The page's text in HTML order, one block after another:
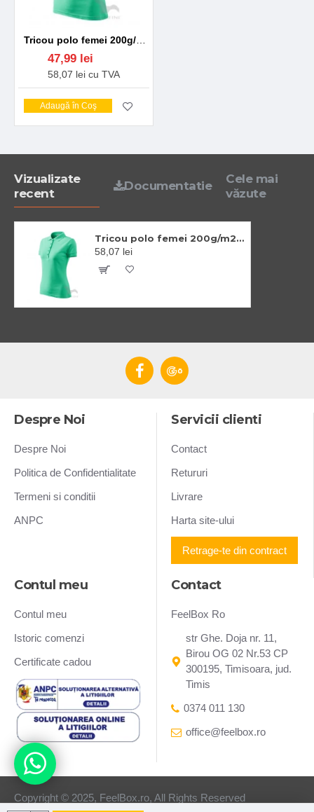
47,99 lei
58,07 lei cu TVA
Adaugă în Coş
Vizualizate
recent
Documentatie
Cele mai
văzute
Tricou polo femei 200g/m2, Malfini Pique Polo 210, Verde menta
58,07 lei
Despre Noi
Despre Noi
Politica de Confidentialitate
Termeni si conditii
ANPC
Servicii clienti
Contact
Retururi
Livrare
Harta site-ului
Retrage-te din contract
Contul meu
Contul meu
Istoric comenzi
Certificate cadou
Contact
FeelBox Ro
str Ghe. Doja nr. 11,
Birou OG 02 Nr.53 CP
300195, Timisoara, jud.
Timis
0374 011 130
office@feelbox.ro
Copyright © 2025, FeelBox.ro, All Rights Reserved